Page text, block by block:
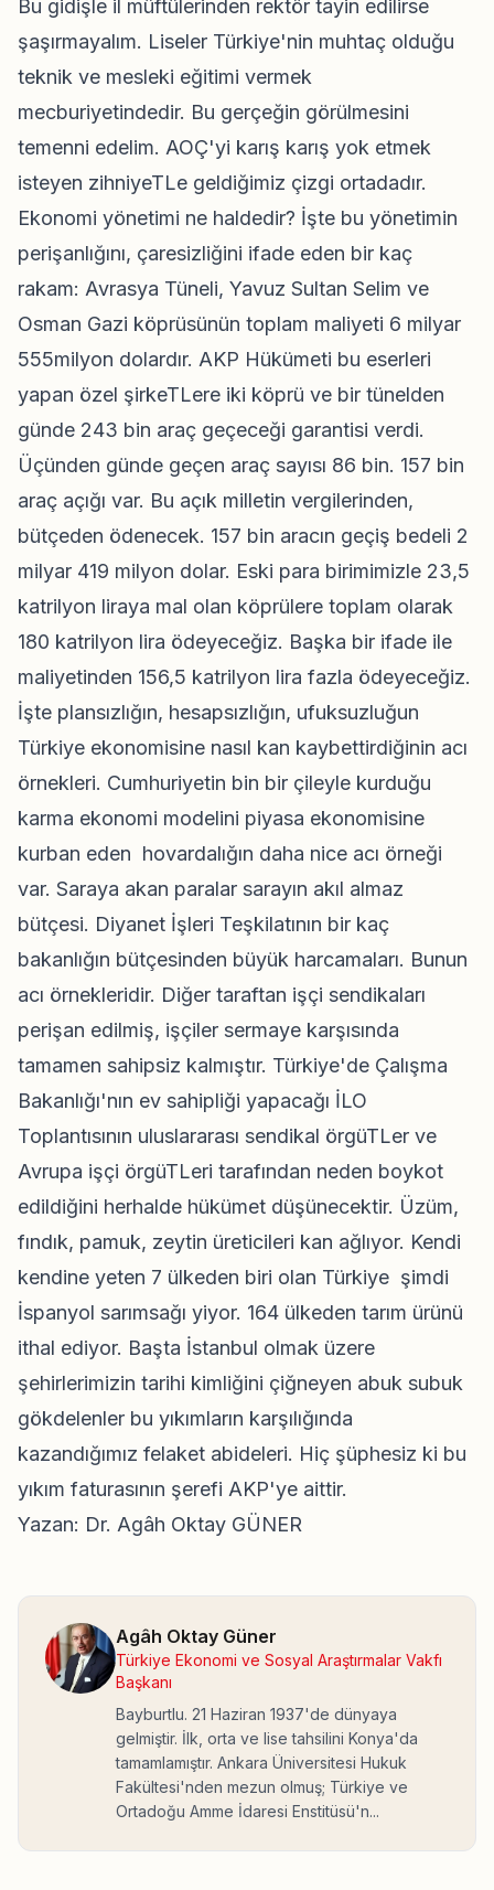
Bu gidişle il müftülerinden rektör tayin edilirse
şaşırmayalım. Liseler Türkiye'nin muhtaç olduğu
teknik ve mesleki eğitimi vermek
mecburiyetindedir. Bu gerçeğin görülmesini
temenni edelim. AOÇ'yi karış karış yok etmek
isteyen zihniyeTLe geldiğimiz çizgi ortadadır.
Ekonomi yönetimi ne haldedir? İşte bu yönetimin
perişanlığını, çaresizliğini ifade eden bir kaç
rakam: Avrasya Tüneli, Yavuz Sultan Selim ve
Osman Gazi köprüsünün toplam maliyeti 6 milyar
555milyon dolardır. AKP Hükümeti bu eserleri
yapan özel şirkeTLere iki köprü ve bir tünelden
günde 243 bin araç geçeceği garantisi verdi.
Üçünden günde geçen araç sayısı 86 bin. 157 bin
araç açığı var. Bu açık milletin vergilerinden,
bütçeden ödenecek. 157 bin aracın geçiş bedeli 2
milyar 419 milyon dolar. Eski para birimimizle 23,5
katrilyon liraya mal olan köprülere toplam olarak
180 katrilyon lira ödeyeceğiz. Başka bir ifade ile
maliyetinden 156,5 katrilyon lira fazla ödeyeceğiz.
İşte plansızlığın, hesapsızlığın, ufuksuzluğun
Türkiye ekonomisine nasıl kan kaybettirdiğinin acı
örnekleri. Cumhuriyetin bin bir çileyle kurduğu
karma ekonomi modelini piyasa ekonomisine
kurban eden hovardalığın daha nice acı örneği
var. Saraya akan paralar sarayın akıl almaz
bütçesi. Diyanet İşleri Teşkilatının bir kaç
bakanlığın bütçesinden büyük harcamaları. Bunun
acı örnekleridir. Diğer taraftan işçi sendikaları
perişan edilmiş, işçiler sermaye karşısında
tamamen sahipsiz kalmıştır. Türkiye'de Çalışma
Bakanlığı'nın ev sahipliği yapacağı İLO
Toplantısının uluslararası sendikal örgüTLer ve
Avrupa işçi örgüTLeri tarafından neden boykot
edildiğini herhalde hükümet düşünecektir. Üzüm,
fındık, pamuk, zeytin üreticileri kan ağlıyor. Kendi
kendine yeten 7 ülkeden biri olan Türkiye şimdi
İspanyol sarımsağı yiyor. 164 ülkeden tarım ürünü
ithal ediyor. Başta İstanbul olmak üzere
şehirlerimizin tarihi kimliğini çiğneyen abuk subuk
gökdelenler bu yıkımların karşılığında
kazandığımız felaket abideleri. Hiç şüphesiz ki bu
yıkım faturasının şerefi AKP'ye aittir.
Yazan: Dr. Agâh Oktay GÜNER
Agâh Oktay Güner
Türkiye Ekonomi ve Sosyal Araştırmalar Vakfı
Başkanı
Bayburtlu. 21 Haziran 1937'de dünyaya
gelmiştir. İlk, orta ve lise tahsilini Konya'da
tamamlamıştır. Ankara Üniversitesi Hukuk
Fakültesi'nden mezun olmuş; Türkiye ve
Ortadoğu Amme İdaresi Enstitüsü'n...